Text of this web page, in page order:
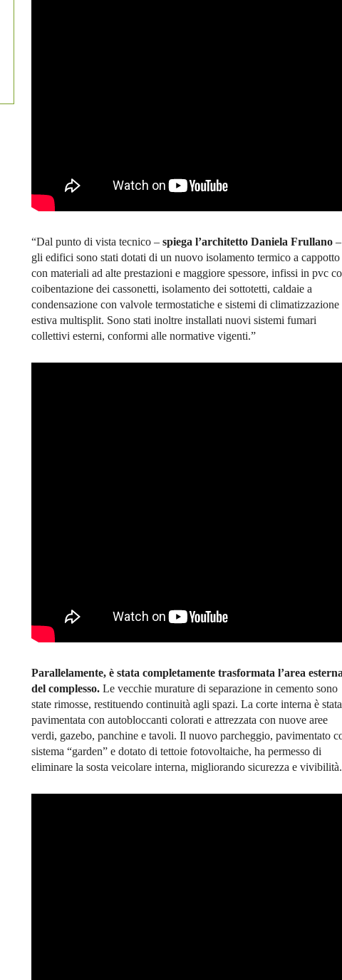
“Dal punto di vista tecnico – spiega l’architetto Daniela Frullano –
gli edifici sono stati dotati di un nuovo isolamento termico a cappotto
con materiali ad alte prestazioni e maggiore spessore, infissi in pvc
coibentazione dei cassonetti, isolamento dei sottotetti, caldaie a
condensazione con valvole termostatiche e sistemi di climatizzazione
estiva multisplit. Sono stati inoltre installati nuovi sistemi fumari
collettivi esterni, conformi alle normative vigenti.”
Parallelamente, è stata completamente trasformata l’area
del complesso. Le vecchie murature di separazione in cemento sono
state rimosse, restituendo continuità agli spazi. La corte interna è stata
pavimentata con autobloccanti colorati e attrezzata con nuove aree
verdi, gazebo, panchine e tavoli. Il nuovo parcheggio, pavimentato
sistema “garden” e dotato di tettoie fotovoltaiche, ha permesso di
eliminare la sosta veicolare interna, migliorando sicurezza e vivibilità.